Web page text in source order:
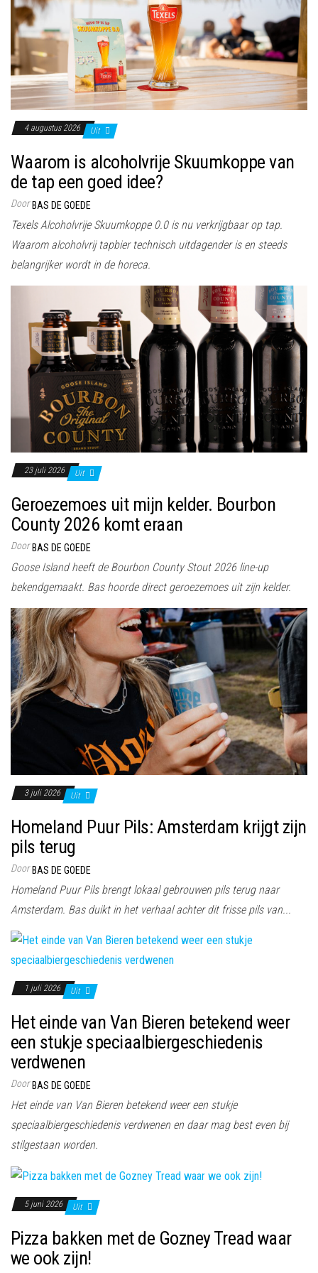
4 augustus 2026 Uit
Waarom is alcoholvrije Skuumkoppe van
de tap een goed idee?
Door BAS DE GOEDE
Texels Alcoholvrije Skuumkoppe 0.0 is nu verkrijgbaar op tap.
Waarom alcoholvrij tapbier technisch uitdagender is en steeds
belangrijker wordt in de horeca.
23 juli 2026 Uit
Geroezemoes uit mijn kelder. Bourbon
County 2026 komt eraan
Door BAS DE GOEDE
Goose Island heeft de Bourbon County Stout 2026 line-up
bekendgemaakt. Bas hoorde direct geroezemoes uit zijn kelder.
3 juli 2026 Uit
Homeland Puur Pils: Amsterdam krijgt zijn
pils terug
Door BAS DE GOEDE
Homeland Puur Pils brengt lokaal gebrouwen pils terug naar
Amsterdam. Bas duikt in het verhaal achter dit frisse pils van...
1 juli 2026 Uit
Het einde van Van Bieren betekend weer
een stukje speciaalbiergeschiedenis
verdwenen
Door BAS DE GOEDE
Het einde van Van Bieren betekend weer een stukje
speciaalbiergeschiedenis verdwenen en daar mag best even bij
stilgestaan worden.
5 juni 2026 Uit
Pizza bakken met de Gozney Tread waar
we ook zijn!